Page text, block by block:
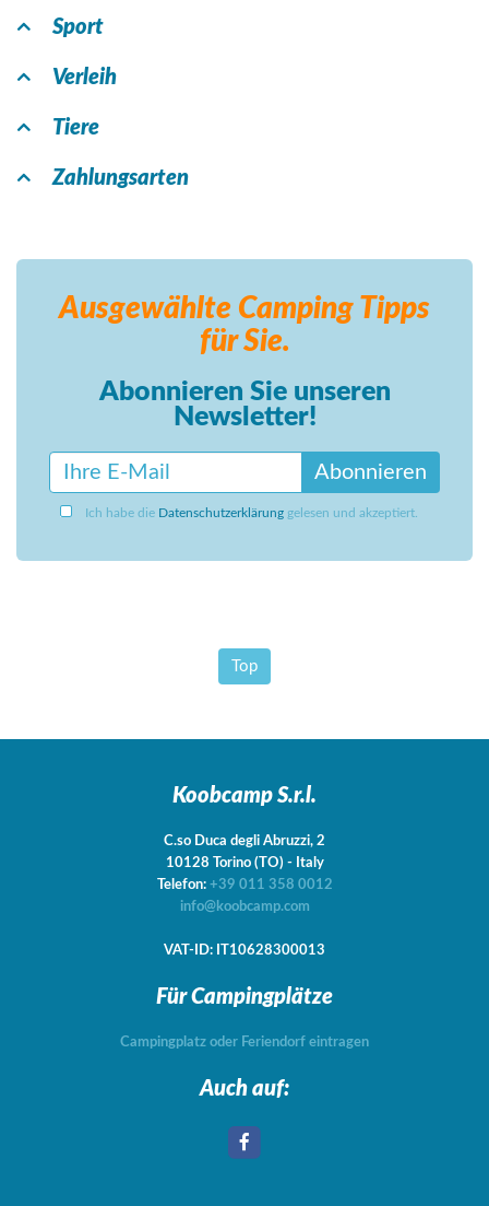
Sport
Verleih
Tiere
Zahlungsarten
Ausgewählte Camping Tipps
für Sie.
Abonnieren Sie unseren
Newsletter!
Abonnieren
Ich habe die Datenschutzerklärung gelesen und akzeptiert.
Top
Koobcamp S.r.l.
C.so Duca degli Abruzzi, 2
10128
Torino (TO) - Italy
Telefon: +39 011 358 0012
info@koobcamp.com
VAT-ID: IT10628300013
Für Campingplätze
Campingplatz oder Feriendorf eintragen
Auch auf: